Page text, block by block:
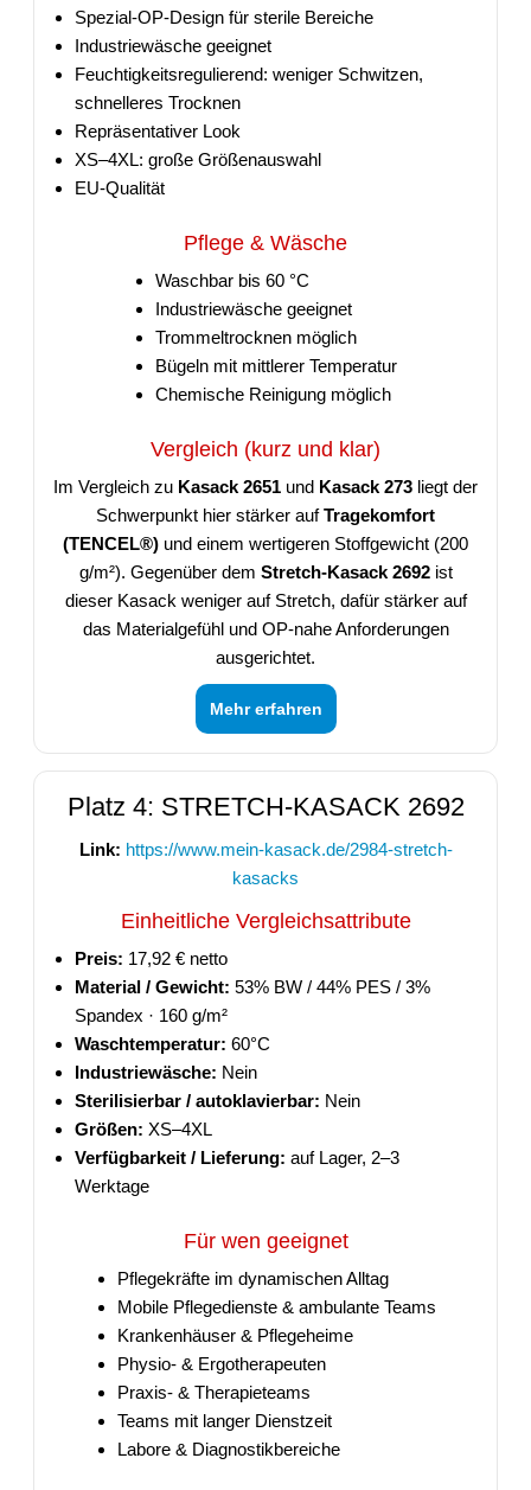
Spezial-OP-Design für sterile Bereiche
Industriewäsche geeignet
Feuchtigkeitsregulierend: weniger Schwitzen,
schnelleres Trocknen
Repräsentativer Look
XS–4XL: große Größenauswahl
EU-Qualität
Pflege & Wäsche
Waschbar bis 60 °C
Industriewäsche geeignet
Trommeltrocknen möglich
Bügeln mit mittlerer Temperatur
Chemische Reinigung möglich
Vergleich (kurz und klar)
Im Vergleich zu Kasack 2651 und Kasack 273 liegt der
Schwerpunkt hier stärker aufTragekomfort
(TENCEL®) und einem wertigeren Stoffgewicht (200
g/m²). Gegenüber dem Stretch-Kasack 2692ist
dieser Kasack weniger auf Stretch, dafür stärker auf
das Materialgefühl und OP-nahe Anforderungen
ausgerichtet.
Mehr erfahren
Platz 4: STRETCH-KASACK 2692
Link: https://www.mein-kasack.de/2984-stretch-
kasacks
Einheitliche Vergleichsattribute
Preis: 17,92 € netto
Material / Gewicht: 53% BW / 44% PES / 3%
Spandex · 160 g/m²
Waschtemperatur: 60°C
Industriewäsche: Nein
Sterilisierbar / autoklavierbar: Nein
Größen: XS–4XL
Verfügbarkeit / Lieferung: auf Lager, 2–3
Werktage
Für wen geeignet
Pflegekräfte im dynamischen Alltag
Mobile Pflegedienste & ambulante Teams
Krankenhäuser & Pflegeheime
Physio- & Ergotherapeuten
Praxis- & Therapieteams
Teams mit langer Dienstzeit
Labore & Diagnostikbereiche